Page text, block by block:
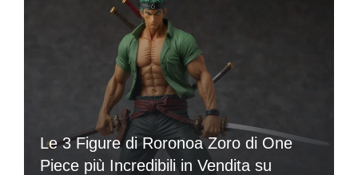
Le 3 Figure di Roronoa Zoro di One
Piece più Incredibili in Vendita su